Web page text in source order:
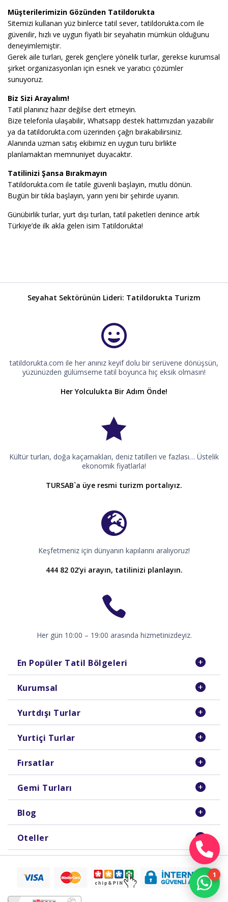
Müşterilerimizin Gözünden Tatildorukta
Sitemizi kullanan yüz binlerce tatil sever, tatildorukta.com ile
güvenilir, hızlı ve uygun fiyatlı bir seyahatin mümkün olduğunu
deneyimlemiştir.
Gerek aile turları, gerek gençlere yönelik turlar, gerekse kurumsal
şirket organizasyonları için esnek ve yaratıcı çözümler
sunuyoruz.
Biz Sizi Arayalım!
Tatil planınız hazır değilse dert etmeyin.
Bize telefonla ulaşabilir, Whatsapp destek hattımızdan yazabilir
ya da tatildorukta.com üzerinden çağrı bırakabilirsiniz.
Alanında uzman satış ekibimiz en uygun turu birlikte
planlamaktan memnuniyet duyacaktır.
Tatilinizi Şansa Bırakmayın
Tatildorukta.com ile tatile güvenli başlayın, mutlu dönün.
Bugün bir tıkla başlayın, yarın yeni bir şehirde uyanın.
Günübirlik turlar, yurt dışı turları, tatil paketleri denince artık
Türkiye’de ilk akla gelen isim Tatildorukta!
Seyahat Sektörünün Lideri: Tatildorukta Turizm
tatildorukta.com ile her anınız keyif dolu bir serüvene dönüşsün,
yüzünüzden gülümseme tatil boyunca hiç eksik olmasın!
Her Yolculukta Bir Adım Önde!
Kültür turları, doğa kaçamakları, deniz tatilleri ve fazlası… Üstelik
ekonomik fiyatlarla!
TURSAB`a üye resmi turizm portalıyız.
Keşfetmeniz için dünyanın kapılarını aralıyoruz!
444 82 02’yi arayın, tatilinizi planlayın.
Her gün 10:00 – 19:00 arasında hizmetinizdeyiz.
En Popüler Tatil Bölgeleri
Kurumsal
Yurtdışı Turlar
Yurtiçi Turlar
Fırsatlar
Gemi Turları
Blog
Oteller